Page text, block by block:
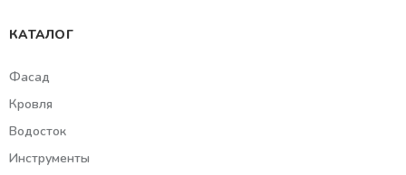
КАТАЛОГ
Фасад
Кровля
Водосток
Инструменты